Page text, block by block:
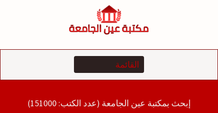
إبحث بمكتبة عين الجامعة (عدد الكتب: 151000)